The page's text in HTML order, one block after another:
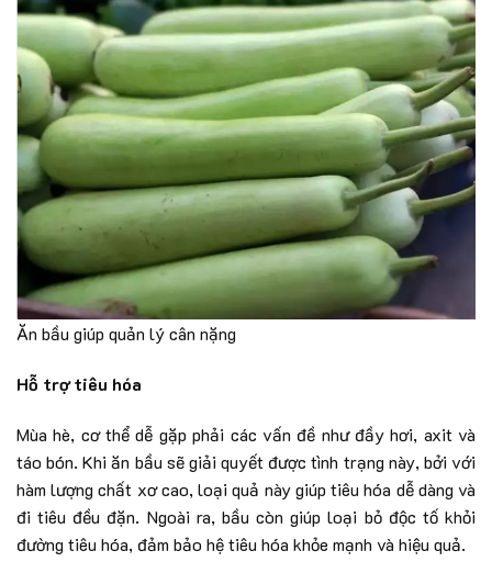
Ăn bầu giúp quản lý cân nặng
Hỗ trợ tiêu hóa
Mùa hè, cơ thể dễ gặp phải các vấn đề như đầy hơi, axit và
táo bón. Khi ăn bầu sẽ giải quyết được tình trạng này, bởi với
hàm lượng chất xơ cao, loại quả này giúp tiêu hóa dễ dàng và
đi tiêu đều đặn. Ngoài ra, bầu còn giúp loại bỏ độc tố khỏi
đường tiêu hóa, đảm bảo hệ tiêu hóa khỏe mạnh và hiệu quả.